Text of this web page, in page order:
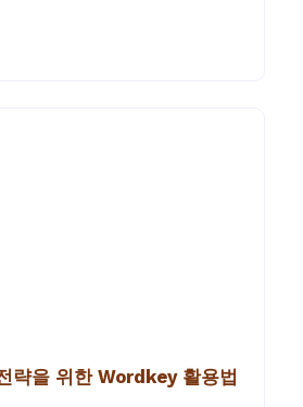
략을 위한 Wordkey 활용법